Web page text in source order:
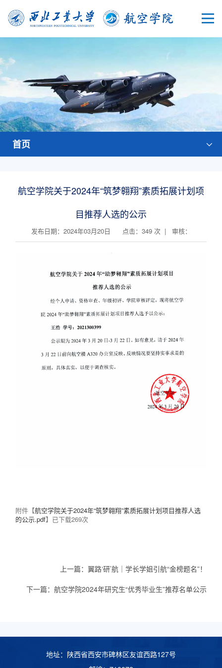
首页
航空学院关于2024年“筑梦翱翔”素质拓展计划项
目推荐人选的公示
发布日期：2024年03月20日 点击： 349 次 | 审核：
附件【航空学院关于2024年“筑梦翱翔”素质拓展计划项目推荐人选
的公示.pdf】已下载269次
上一篇：翼路‘研’航｜学长学姐引航“金榜题名”！
下一篇：航空学院2024年研究生“优秀毕业生”推荐名单公示
地址：陕西省西安市碑林区友谊西路127号